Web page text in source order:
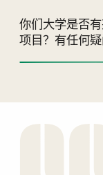
你们大学是否
项目？有任何疑